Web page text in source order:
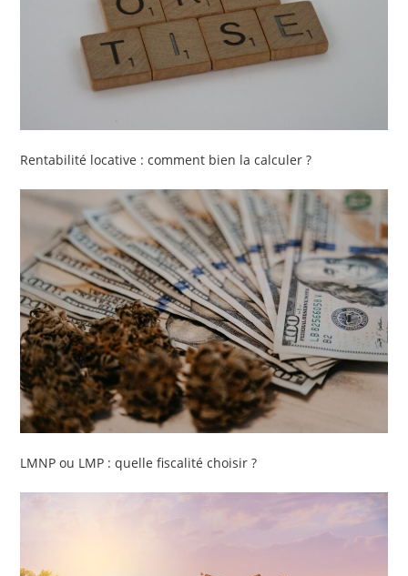
Rentabilité locative : comment bien la calculer ?
LMNP ou LMP : quelle fiscalité choisir ?